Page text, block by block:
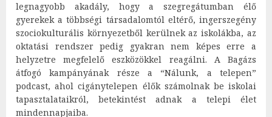
legnagyobb akadály, hogy a szegregátumban élő
gyerekek a többségi társadalomtól eltérő, ingerszegény
szociokulturális környezetből kerülnek az iskolákba, az
oktatási rendszer pedig gyakran nem képes erre a
helyzetre megfelelő eszközökkel reagálni. A Bagázs
átfogó kampányának része a “Nálunk, a telepen”
podcast, ahol cigánytelepen élők számolnak be iskolai
tapasztalataikról, betekintést adnak a telepi élet
mindennapjaiba.